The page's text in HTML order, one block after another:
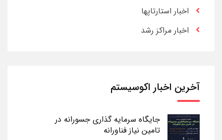
اخبار استارتاپها
اخبار مراکز رشد
آخرین اخبار اکوسیستم
جایگاه سرمایه گذاری جسورانه در
تامین نیاز فناورانه